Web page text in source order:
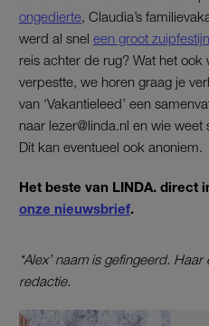
ongedierte , Claudia’s
werd al snel een groot zuipfestijn
reis achter de rug? Wat het
verpestte, we horen graag je
van ‘Vakantieleed’ een
naar lezer@linda.nl en wie weet
Dit kan eventueel ook anoniem.
Het beste van LINDA. direct
onze nieuwsbrief.
*Alex’ naam is gefingeerd.
redactie.